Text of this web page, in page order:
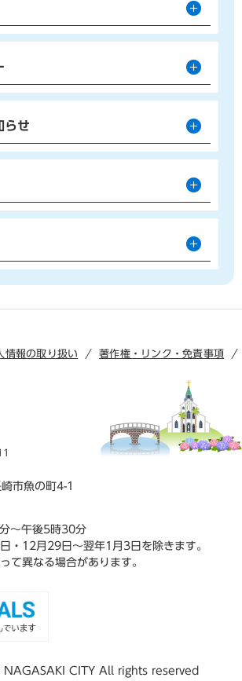
らせ
情報の取り扱い
著作権・リンク・免責事項
市魚の町4-1
～午後5時30分
・12月29日～翌年1月3日を除きます。
て異なる場合があります。
CITY All rights reserved